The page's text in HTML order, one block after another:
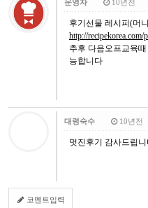
운영자 10년전
후기선물 레시피(머
http://recipekorea.com/
추후 다음오프교육
능합니다
대령숙수 10년전
멋진후기 감사드립
코멘트입력